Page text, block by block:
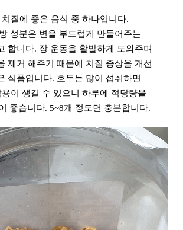
치질에 좋은 음식 중 하나입니다.
성분은 변을 부드럽게 만들어주는
합니다. 장 운동을 활발하게 도와주며
제거 해주기 때문에 치질 증상을 개선
식품입니다. 호두는 많이 섭취하면
용이 생길 수 있으니 하루에 적당량을
좋습니다. 5~8개 정도면 충분합니다.